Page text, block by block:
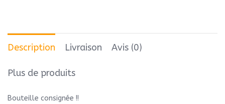
Description Livraison Avis (0)
Plus de produits
Bouteille consignée !!